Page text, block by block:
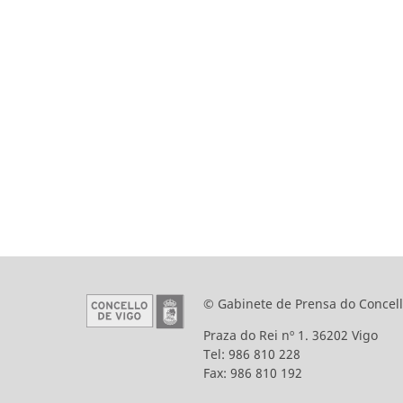
© Gabinete de Prensa do
Praza do Rei nº 1. 36202 Vigo
Tel: 986 810 228
Fax: 986 810 192